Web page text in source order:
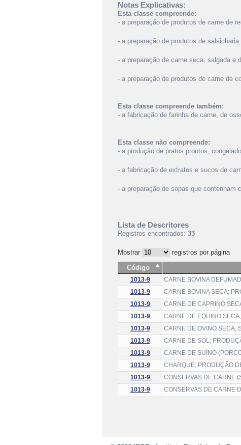
Notas Explicativas:
Esta classe compreende:
- a preparação de produtos de carne de
- a preparação de produtos de
- a preparação de carne seca, salgada e
- a preparação de produtos de carne de
Esta classe compreende também:
- a fabricação de farinha de carne, de
Esta classe não compreende:
- a produção de pratos prontos,
- a fabricação de extratos e sucos de
- a preparação de sopas que contenham
Lista de Descritores
Registros encontrados: 33
Mostrar
registros por página
Código
1013-9
CARNE BOVINA
1013-9
CARNE BOVINA SECA;
1013-9
CARNE DE CAPRINO
1013-9
CARNE DE EQÜINO
1013-9
CARNE DE OVINO SECA,
1013-9
CARNE DE SOL;
1013-9
CARNE DE SUÍNO
1013-9
CHARQUE; PRODUÇÃO
1013-9
CONSERVAS DE CARNE
1013-9
CONSERVAS DE CARNE